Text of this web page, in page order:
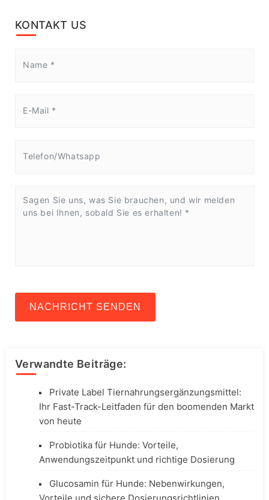
KONTAKT US
NACHRICHT SENDEN
Verwandte Beiträge:
Private Label Tiernahrungsergänzungsmittel:
Ihr Fast-Track-Leitfaden für den boomenden Markt
von heute
Probiotika für Hunde: Vorteile,
Anwendungszeitpunkt und richtige Dosierung
Glucosamin für Hunde: Nebenwirkungen,